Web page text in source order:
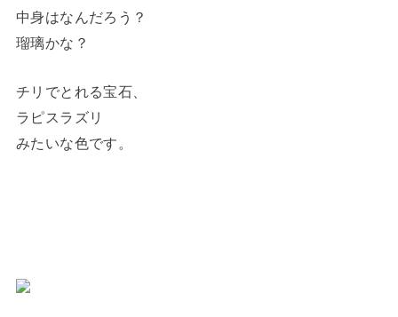
中身はなんだろう？
瑠璃かな？
チリでとれる宝石、
ラピスラズリ
みたいな色です。